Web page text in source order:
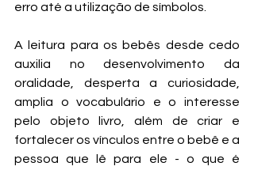
erro até a utilização de símbolos.
A leitura para os bebês desde cedo
auxilia no desenvolvimento da
oralidade, desperta a curiosidade,
amplia o vocabulário e o interesse
pelo objeto livro, além de criar e
fortalecer os vínculos entre o bebê e a
pessoa que lê para ele - o que é